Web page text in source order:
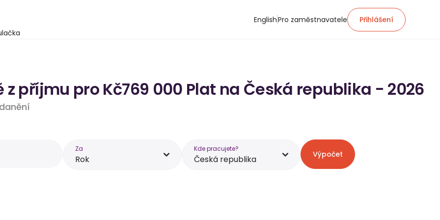
EnglishPro zaměstnavatele Přihlášení
příjmu pro Kč769 000 Plat na Česká republika - 2026
Za
Rok
Kde pracujete?
Česká republika Výpočet